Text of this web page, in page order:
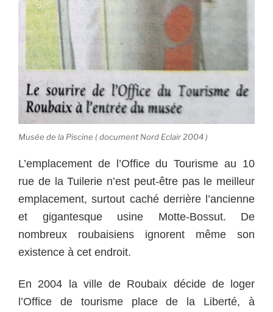
Musée de la Piscine ( document Nord Eclair 2004 )
L’emplacement de l’Office du Tourisme au 10
rue de la Tuilerie n’est peut-être pas le meilleur
emplacement, surtout caché derrière l’ancienne
et gigantesque usine Motte-Bossut. De
nombreux roubaisiens ignorent même son
existence à cet endroit.
En 2004 la ville de Roubaix décide de loger
l’Office de tourisme place de la Liberté, à